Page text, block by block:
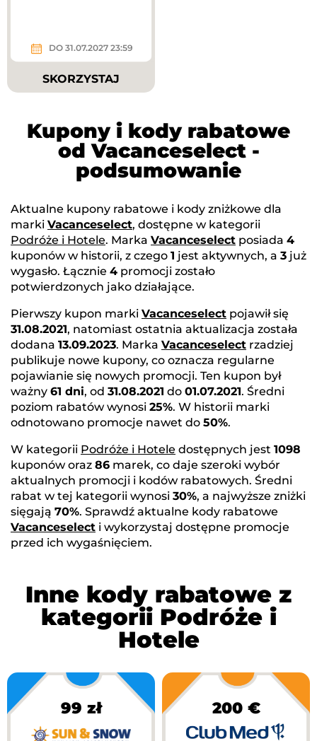
DO 31.07.2027 23:59
SKORZYSTAJ
Kupony i kody rabatowe
od Vacanceselect -
podsumowanie
Aktualne kupony rabatowe i kody zniżkowe dla
marki Vacanceselect, dostępne w kategorii
Podróże i Hotele. Marka Vacanceselect posiada 4
kuponów w historii, z czego 1 jest aktywnych, a 3 już
wygasło. Łącznie 4 promocji zostało
potwierdzonych jako działające.
Pierwszy kupon marki Vacanceselect pojawił się
31.08.2021, natomiast ostatnia aktualizacja została
dodana 13.09.2023. Marka Vacanceselect rzadziej
publikuje nowe kupony, co oznacza regularne
pojawianie się nowych promocji. Ten kupon był
ważny 61 dni, od 31.08.2021 do 01.07.2021. Średni
poziom rabatów wynosi 25%. W historii marki
odnotowano promocje nawet do 50%.
W kategorii Podróże i Hotele dostępnych jest 1098
kuponów oraz 86 marek, co daje szeroki wybór
aktualnych promocji i kodów rabatowych. Średni
rabat w tej kategorii wynosi 30%, a najwyższe zniżki
sięgają 70%. Sprawdź aktualne kody rabatowe
Vacanceselect i wykorzystaj dostępne promocje
przed ich wygaśnięciem.
Inne kody rabatowe z
kategorii Podróże i
Hotele
99 zł 200 €